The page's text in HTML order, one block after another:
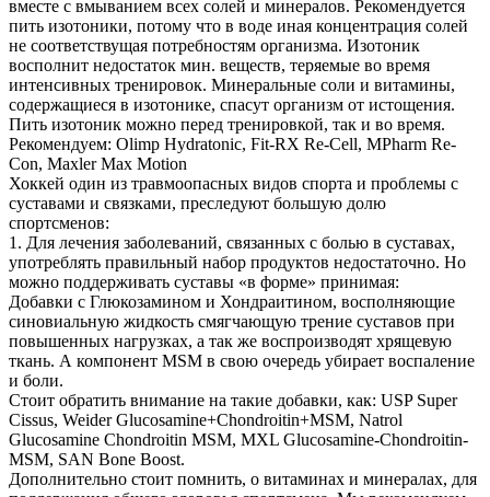
вместе с вмыванием всех солей и минералов. Рекомендуется
пить изотоники, потому что в воде иная концентрация солей
не соответствущая потребностям организма. Изотоник
восполнит недостаток мин. веществ, теряемые во время
интенсивных тренировок. Минеральные соли и витамины,
содержащиеся в изотонике, спасут организм от истощения.
Пить изотоник можно перед тренировкой, так и во время.
Рекомендуем: Olimp Hydratonic, Fit-RX Re-Cell, MPharm Re-
Con, Maxler Max Motion
Хоккей один из травмоопасных видов спорта и проблемы с
суставами и связками, преследуют большую долю
спортсменов:
1. Для лечения заболеваний, связанных с болью в суставах,
употреблять правильный набор продуктов недостаточно. Но
можно поддерживать суставы «в форме» принимая:
Добавки с Глюкозамином и Хондраитином, восполняющие
синовиальную жидкость смягчающую трение суставов при
повышенных нагрузках, а так же воспроизводят хрящевую
ткань. А компонент MSM в свою очередь убирает воспаление
и боли.
Стоит обратить внимание на такие добавки, как: USP Super
Cissus, Weider Glucosamine+Chondroitin+MSM, Natrol
Glucosamine Chondroitin MSM, MXL Glucosamine-Chondroitin-
MSM, SAN Bone Boost.
Дополнительно стоит помнить, о витаминах и минералах, для